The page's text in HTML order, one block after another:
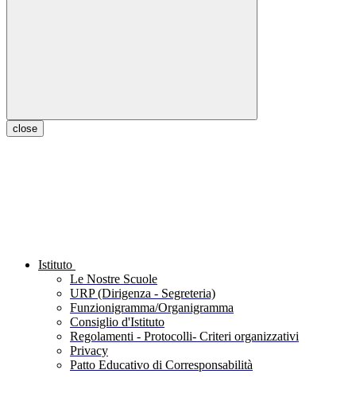
close
Istituto
Le Nostre Scuole
URP (Dirigenza - Segreteria)
Funzionigramma/Organigramma
Consiglio d'Istituto
Regolamenti - Protocolli- Criteri organizzativi
Privacy
Patto Educativo di Corresponsabilità